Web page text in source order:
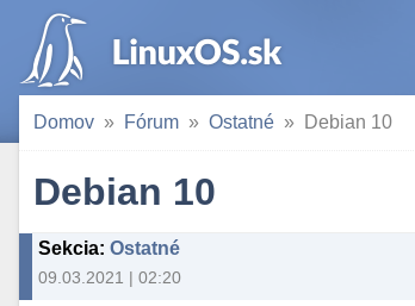
Domov Fórum Ostatné Debian 10
Debian 10
Sekcia: Ostatné
09.03.2021 | 02:20